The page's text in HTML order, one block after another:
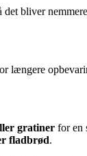
bliver
længere
gratiner for en
fladbrød.